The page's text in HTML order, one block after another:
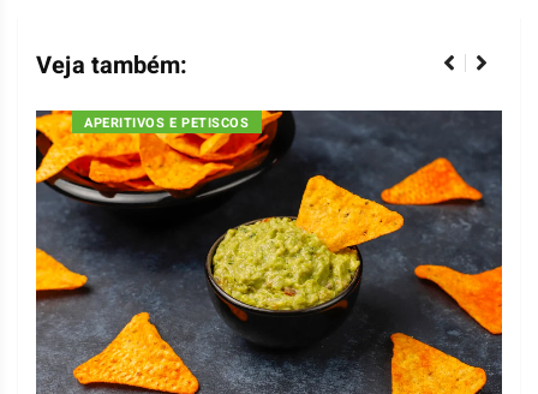
Veja também:
APERITIVOS E PETISCOS